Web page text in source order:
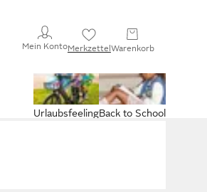
Mein KontoMerkzettelWarenkorb
Back to School
Urlaubsfeeling